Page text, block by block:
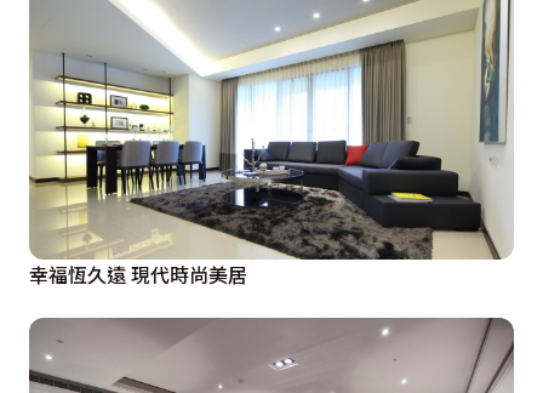
幸福恆久遠 現代時尚美居